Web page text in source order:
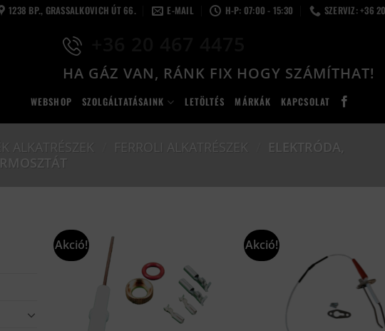
1238 BP., GRASSALKOVICH ÚT 66. E-MAIL H-P: 07:00 - 15:30 SZERVIZ: +36
HA GÁZ VAN, RÁNK FIX HOGY SZÁMÍTHAT!
WEBSHOP SZOLGÁLTATÁSAINK LETÖLTÉS MÁRKÁK KAPCSOLAT
ALKATRÉSZEK FERROLI ALKATRÉSZEK
ELEKTRÓDA,
Akció! Akció!